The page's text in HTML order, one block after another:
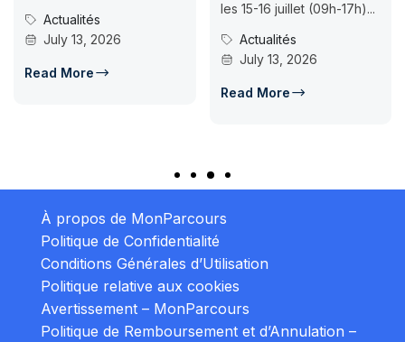
Actualités
July 13, 2026
Read More
les 15-16 juillet (09h-17h)...
Actualités
July 13, 2026
Read More
À propos de MonParcours
Politique de Confidentialité
Conditions Générales d’Utilisation
Politique relative aux cookies
Avertissement – MonParcours
Politique de Remboursement et d’Annulation –